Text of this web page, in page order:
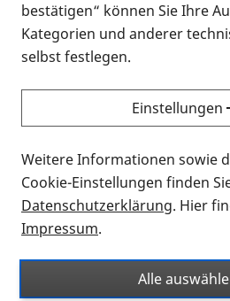
Alle Infomaterialien in
Formaten an einem Ort
Sie möchten wissen, wie Sie
suchen und dieses bestellen
können? Schauen Sie sich die
Thema Infomaterial auf der
für blinde und sehbehinderte
Auf dieser Seite finden Sie
Ort. Nutzen Sie den
nach Flyern und Broschüren,
bestätigen“ können Sie Ihre
Kategorien und anderer
selbst festlegen.
Einstellungen
Weitere Informationen sowie
Cookie-Einstellungen finden
Datenschutzerklärung. Hier
Impressum.
Alle